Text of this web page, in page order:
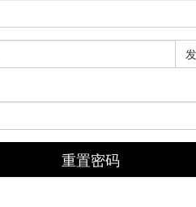
重置密码